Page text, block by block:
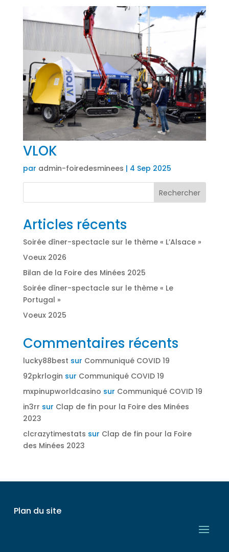
VLOK
par admin-foiredesminees | 4 Sep 2025
Rechercher
Articles récents
Soirée dîner-spectacle sur le thème « L’Alsace »
Voeux 2026
Bilan de la Foire des Minées 2025
Soirée dîner-spectacle sur le thème « Le
Portugal »
Voeux 2025
Commentaires récents
lucky88best sur Communiqué COVID 19
92pkrlogin sur Communiqué COVID 19
mxpinupworldcasino sur Communiqué COVID 19
in3rr sur Clap de fin pour la Foire des Minées
2023
clcrazytimestats sur Clap de fin pour la Foire
des Minées 2023
Plan du site